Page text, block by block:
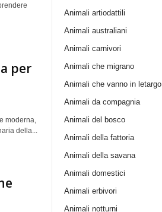
per
moderna,
della...
Animali artiodattili
Animali australiani
Animali carnivori
Animali che migrano
Animali che vanno in letargo
Animali da compagnia
Animali del bosco
Animali della fattoria
Animali della savana
Animali domestici
Animali erbivori
Animali notturni